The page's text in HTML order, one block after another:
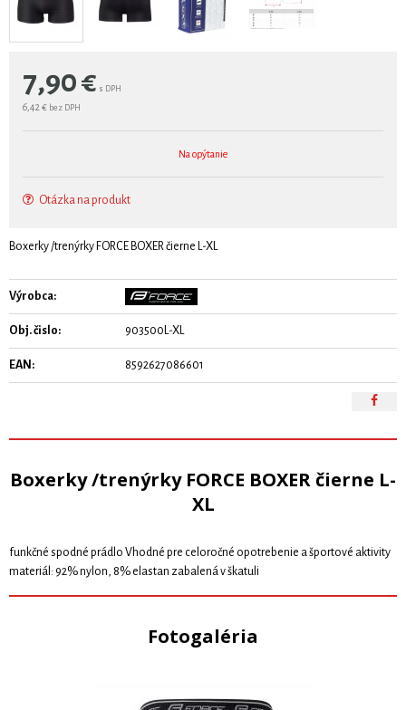
7,90€ s DPH
6,42 € bez DPH
Na opýtanie
Otázka na produkt
Boxerky /trenýrky FORCE BOXER čierne L-XL
Výrobca:
Obj. čislo: 903500L-XL
EAN: 8592627086601
Boxerky /trenýrky FORCE BOXER čierne L-
XL
funkčné spodné prádlo Vhodné pre celoročné opotrebenie a športové aktivity
materiál: 92% nylon, 8% elastan zabalená v škatuli
Fotogaléria